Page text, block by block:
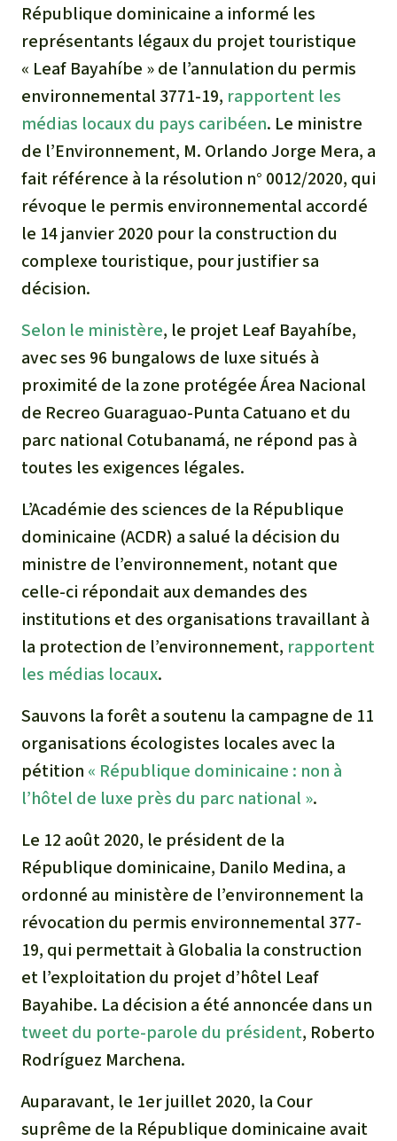
L'élevage industriel
L'or
L'accaparement des terres
Le braconnage
Le ciment et le béton
Dans la presse
République dominicaine a informé les
représentants légaux du projet touristique
« Leaf Bayahíbe » de l’annulation du permis
environnemental 3771-19, rapportent les
médias locaux du pays caribéen. Le ministre
de l’Environnement, M. Orlando Jorge Mera, a
fait référence à la résolution n° 0012/2020, qui
révoque le permis environnemental accordé
le 14 janvier 2020 pour la construction du
complexe touristique, pour justifier sa
décision.
Selon le ministère, le projet Leaf Bayahíbe,
avec ses 96 bungalows de luxe situés à
proximité de la zone protégée Área Nacional
de Recreo Guaraguao-Punta Catuano et du
parc national Cotubanamá, ne répond pas à
toutes les exigences légales.
L’Académie des sciences de la République
dominicaine (ACDR) a salué la décision du
ministre de l’environnement, notant que
celle-ci répondait aux demandes des
institutions et des organisations travaillant à
la protection de l’environnement, rapportent
les médias locaux.
Sauvons la forêt a soutenu la campagne de 11
organisations écologistes locales avec la
pétition « République dominicaine : non à
l’hôtel de luxe près du parc national ».
Le 12 août 2020, le président de la
République dominicaine, Danilo Medina, a
ordonné au ministère de l’environnement la
révocation du permis environnemental 377-
19, qui permettait à Globalia la construction
et l’exploitation du projet d’hôtel Leaf
Bayahibe. La décision a été annoncée dans un
tweet du porte-parole du président, Roberto
Rodríguez Marchena.
Auparavant, le 1er juillet 2020, la Cour
suprême de la République dominicaine avait